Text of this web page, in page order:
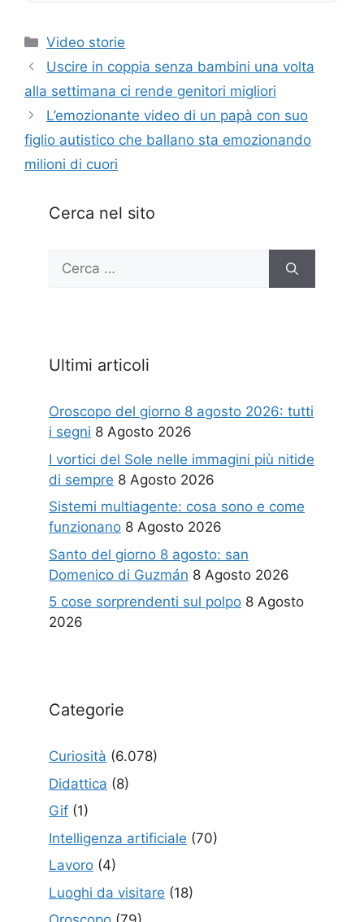
Categorie
Video storie
Uscire in coppia senza bambini una volta
alla settimana ci rende genitori migliori
L’emozionante video di un papà con suo
figlio autistico che ballano sta emozionando
milioni di cuori
Cerca nel sito
Ricerca
Ultimi articoli
Oroscopo del giorno 8 agosto 2026: tutti
i segni 8 Agosto 2026
I vortici del Sole nelle immagini più nitide
di sempre 8 Agosto 2026
Sistemi multiagente: cosa sono e come
funzionano 8 Agosto 2026
Santo del giorno 8 agosto: san
Domenico di Guzmán 8 Agosto 2026
5 cose sorprendenti sul polpo 8 Agosto
2026
Categorie
Curiosità (6.078)
Didattica (8)
Gif (1)
Intelligenza artificiale (70)
Lavoro (4)
Luoghi da visitare (18)